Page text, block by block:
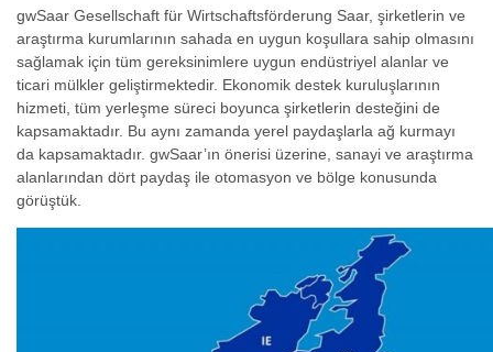
gwSaar Gesellschaft für Wirtschaftsförderung Saar, şirketlerin ve
araştırma kurumlarının sahada en uygun koşullara sahip olmasını
sağlamak için tüm gereksinimlere uygun endüstriyel alanlar ve
ticari mülkler geliştirmektedir. Ekonomik destek kuruluşlarının
hizmeti, tüm yerleşme süreci boyunca şirketlerin desteğini de
kapsamaktadır. Bu aynı zamanda yerel paydaşlarla ağ kurmayı
da kapsamaktadır. gwSaar’ın önerisi üzerine, sanayi ve araştırma
alanlarından dört paydaş ile otomasyon ve bölge konusunda
görüştük.